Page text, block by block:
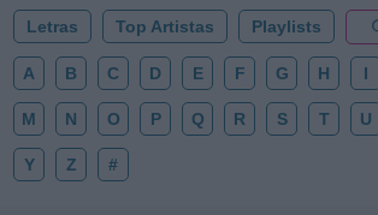
Letras Top Artistas Playlists
A B C D E F G H I
M N O P Q R S T U
Y Z #